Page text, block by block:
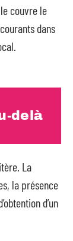
couvre le
dans
delà
La
la présence
d’un